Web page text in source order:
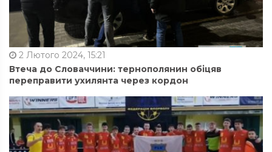
2 Лютого 2024, 15:21
Втеча до Словаччини: тернополянин обіцяв
переправити ухилянта через кордон